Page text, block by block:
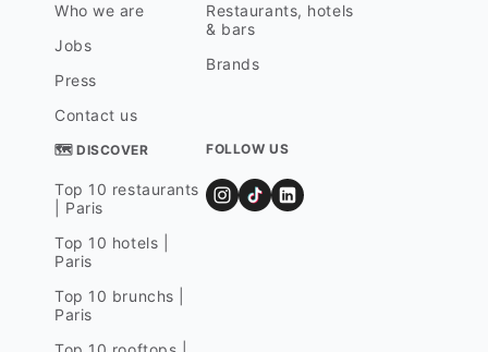
Who we are
Jobs
Press
Contact us
Restaurants, hotels
& bars
Brands
🗺 DISCOVER
Top 10 restaurants
| Paris
Top 10 hotels |
Paris
Top 10 brunchs |
Paris
FOLLOW US